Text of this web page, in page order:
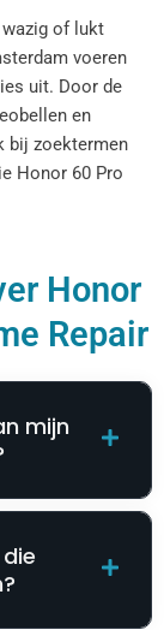
of lukt
voeren
uit. Door de
en
bij zoektermen
Honor 60 Pro
Honor
Repair
mijn